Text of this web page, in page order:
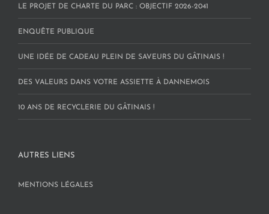
LE PROJET DE CHARTE DU PARC : OBJECTIF 2026-2041
ENQUÊTE PUBLIQUE
UNE IDÉE DE CADEAU PLEIN DE SAVEURS DU GÂTINAIS !
DES VALEURS DANS VOTRE ASSIETTE À DANNEMOIS
10 ANS DE RECYCLERIE DU GÂTINAIS !
AUTRES LIENS
MENTIONS LÉGALES